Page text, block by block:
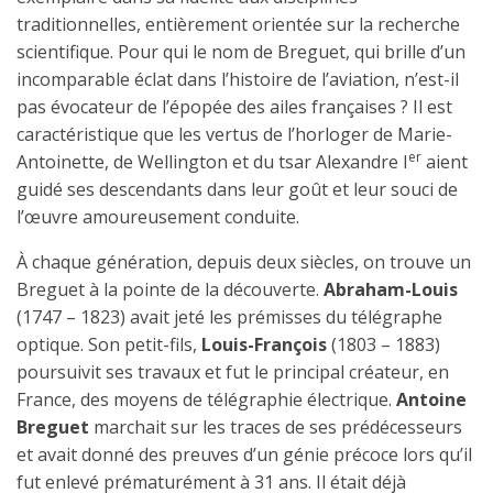
traditionnelles, entièrement orientée sur la recherche
scientifique. Pour qui le nom de Breguet, qui brille d’un
incomparable éclat dans l’histoire de l’aviation, n’est-il
pas évocateur de l’épopée des ailes françaises ? Il est
caractéristique que les vertus de l’horloger de Marie-
Antoinette, de Wellington et du tsar Alexandre Ier aient
guidé ses descendants dans leur goût et leur souci de
l’œuvre amoureusement conduite.
À chaque génération, depuis deux siècles, on trouve un
Breguet à la pointe de la découverte. Abraham-Louis
(1747 – 1823) avait jeté les prémisses du télégraphe
optique. Son petit-fils, Louis-François(1803 – 1883)
poursuivit ses travaux et fut le principal créateur, en
France, des moyens de télégraphie électrique. Antoine
Breguet marchait sur les traces de ses prédécesseurs
et avait donné des preuves d’un génie précoce lors qu’il
fut enlevé prématurément à 31 ans. Il était déjà